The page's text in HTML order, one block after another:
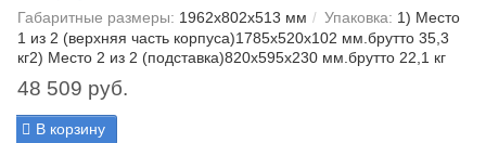
Габаритные размеры: 1962х802х513 мм Упаковка: 1) Место
1 из 2 (верхняя часть корпуса)1785х520х102 мм.брутто 35,3
кг2) Место 2 из 2 (подставка)820х595х230 мм.брутто 22,1 кг
48 509 руб.
В корзину